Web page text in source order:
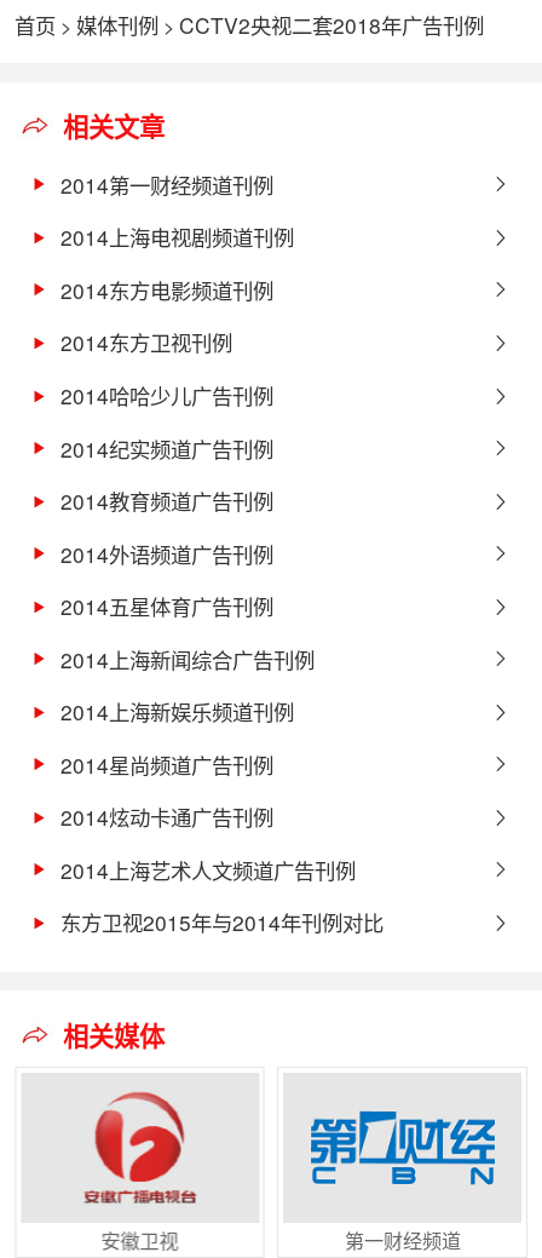
首页 > 媒体刊例 >CCTV2央视二套2018年广告刊例
相关文章
2014第一财经频道刊例
2014上海电视剧频道刊例
2014东方电影频道刊例
2014东方卫视刊例
2014哈哈少儿广告刊例
2014纪实频道广告刊例
2014教育频道广告刊例
2014外语频道广告刊例
2014五星体育广告刊例
2014上海新闻综合广告刊例
2014上海新娱乐频道刊例
2014星尚频道广告刊例
2014炫动卡通广告刊例
2014上海艺术人文频道广告刊例
东方卫视2015年与2014年刊例对比
相关媒体
安徽卫视 第一财经频道